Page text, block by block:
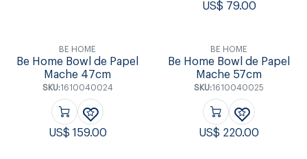
US$ 79.00
BE HOME
Be Home Bowl de Papel
Mache 47cm
SKU:1610040024
US$ 159.00
BE HOME
Be Home Bowl de Papel
Mache 57cm
SKU:1610040025
US$ 220.00